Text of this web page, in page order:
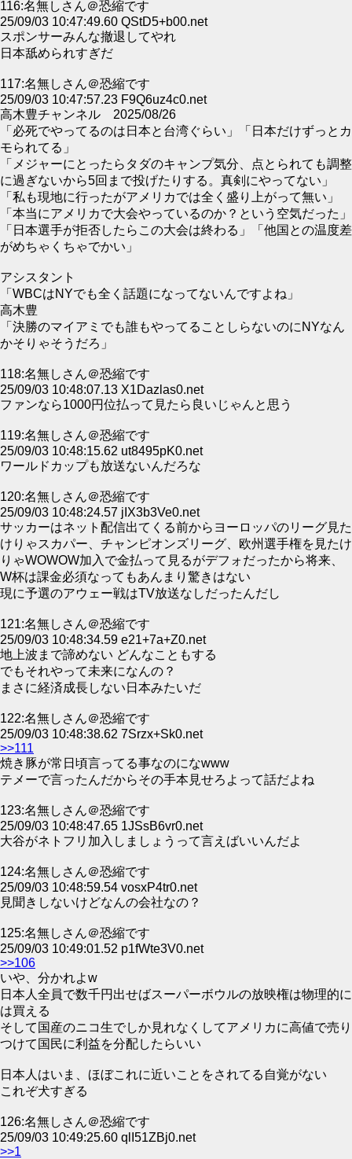
116:名無しさん＠恐縮です
25/09/03 10:47:49.60 QStD5+b00.net
スポンサーみんな撤退してやれ
日本舐められすぎだ
117:名無しさん＠恐縮です
25/09/03 10:47:57.23 F9Q6uz4c0.net
高木豊チャンネル 2025/08/26
「必死でやってるのは日本と台湾ぐらい」「日本だけずっとカ
モられてる」
「メジャーにとったらタダのキャンプ気分、点とられても調整
に過ぎないから5回まで投げたりする。真剣にやってない」
「私も現地に行ったがアメリカでは全く盛り上がって無い」
「本当にアメリカで大会やっているのか？という空気だった」
「日本選手が拒否したらこの大会は終わる」「他国との温度差
がめちゃくちゃでかい」
アシスタント
「WBCはNYでも全く話題になってないんですよね」
高木豊
「決勝のマイアミでも誰もやってることしらないのにNYなん
かそりゃそうだろ」
118:名無しさん＠恐縮です
25/09/03 10:48:07.13 X1Dazlas0.net
ファンなら1000円位払って見たら良いじゃんと思う
119:名無しさん＠恐縮です
25/09/03 10:48:15.62 ut8495pK0.net
ワールドカップも放送ないんだろな
120:名無しさん＠恐縮です
25/09/03 10:48:24.57 jIX3b3Ve0.net
サッカーはネット配信出てくる前からヨーロッパのリーグ見た
けりゃスカパー、チャンピオンズリーグ、欧州選手権を見たけ
りゃWOWOW加入で金払って見るがデフォだったから将来、
W杯は課金必須なってもあんまり驚きはない
現に予選のアウェー戦はTV放送なしだったんだし
121:名無しさん＠恐縮です
25/09/03 10:48:34.59 e21+7a+Z0.net
地上波まで諦めない どんなこともする
でもそれやって未来になんの？
まさに経済成長しない日本みたいだ
122:名無しさん＠恐縮です
25/09/03 10:48:38.62 7Srzx+Sk0.net
>>111
焼き豚が常日頃言ってる事なのになwww
テメーで言ったんだからその手本見せろよって話だよね
123:名無しさん＠恐縮です
25/09/03 10:48:47.65 1JSsB6vr0.net
大谷がネトフリ加入しましょうって言えばいいんだよ
124:名無しさん＠恐縮です
25/09/03 10:48:59.54 vosxP4tr0.net
見聞きしないけどなんの会社なの？
125:名無しさん＠恐縮です
25/09/03 10:49:01.52 p1fWte3V0.net
>>106
いや、分かれよw
日本人全員で数千円出せばスーパーボウルの放映権は物理的に
は買える
そして国産のニコ生でしか見れなくしてアメリカに高値で売り
つけて国民に利益を分配したらいい
日本人はいま、ほぼこれに近いことをされてる自覚がない
これぞ犬すぎる
126:名無しさん＠恐縮です
25/09/03 10:49:25.60 qlI51ZBj0.net
>>1